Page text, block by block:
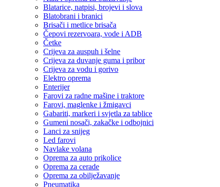
Blatarice, natpisi, brojevi i slova
Blatobrani i branici
Brisači i metlice brisača
Čepovi rezervoara, vode i ADB
Četke
Crijeva za auspuh i šelne
Crijeva za duvanje guma i pribor
Crijeva za vodu i gorivo
Elektro oprema
Enterijer
Farovi za radne mašine i traktore
Farovi, maglenke i žmigavci
Gabariti, markeri i svjetla za tablice
Gumeni nosači, zakačke i odbojnici
Lanci za snijeg
Led farovi
Navlake volana
Oprema za auto prikolice
Oprema za cerade
Oprema za obilježavanje
Pneumatika